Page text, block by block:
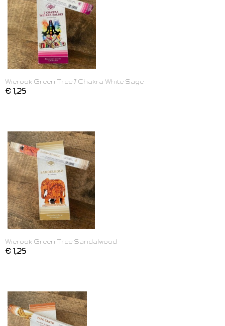
Wierook Green Tree 7 Chakra White Sage
€ 1,25
Wierook Green Tree Sandalwood
€ 1,25